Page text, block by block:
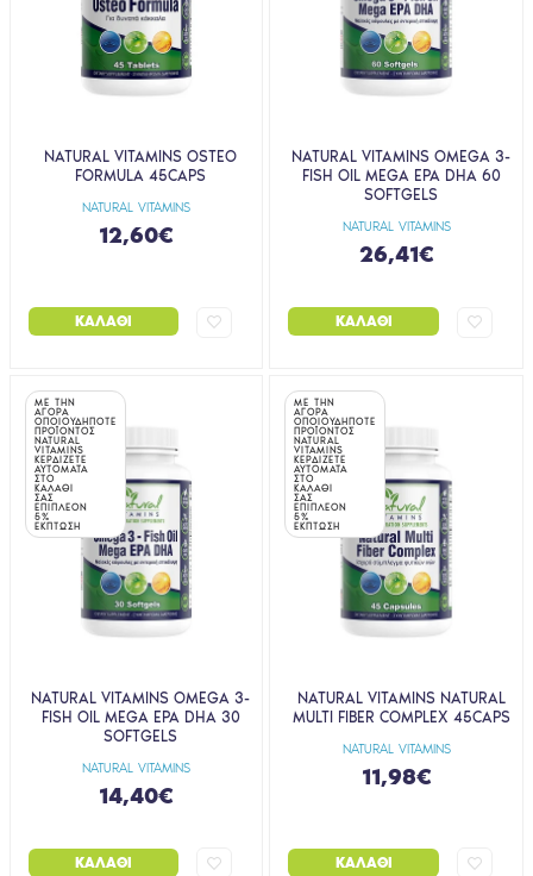
NATURAL VITAMINS
NATURAL VITAMINS OSTEO
FORMULA 45CAPS
12,60€
ΚΑΛΆΘΙ
NATURAL VITAMINS
NATURAL VITAMINS OMEGA 3-
FISH OIL MEGA EPA DHA 60
SOFTGELS
26,41€
ΚΑΛΆΘΙ
ΜΕ ΤΗΝ
ΑΓΟΡΑ
ΟΠΟΙΟΥΔΗΠΟΤΕ
ΠΡΟΪΟΝΤΟΣ
NATURAL
VITAMINS
ΚΕΡΔΙΖΕΤΕ
ΑΥΤΟΜΑΤΑ
ΣΤΟ
ΚΑΛΑΘΙ
ΣΑΣ
ΕΠΙΠΛΕΟΝ
5%
ΕΚΠΤΩΣΗ
NATURAL VITAMINS
NATURAL VITAMINS OMEGA 3-
FISH OIL MEGA EPA DHA 30
SOFTGELS
14,40€
ΚΑΛΆΘΙ
ΜΕ ΤΗΝ
ΑΓΟΡΑ
ΟΠΟΙΟΥΔΗΠΟΤΕ
ΠΡΟΪΟΝΤΟΣ
NATURAL
VITAMINS
ΚΕΡΔΙΖΕΤΕ
ΑΥΤΟΜΑΤΑ
ΣΤΟ
ΚΑΛΑΘΙ
ΣΑΣ
ΕΠΙΠΛΕΟΝ
5%
ΕΚΠΤΩΣΗ
NATURAL VITAMINS
NATURAL VITAMINS NATURAL
MULTI FIBER COMPLEX 45CAPS
11,98€
ΚΑΛΆΘΙ